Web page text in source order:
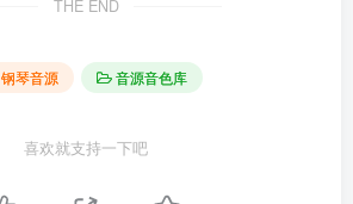
THE END
钢琴音源 音源音色库
喜欢就支持一下吧